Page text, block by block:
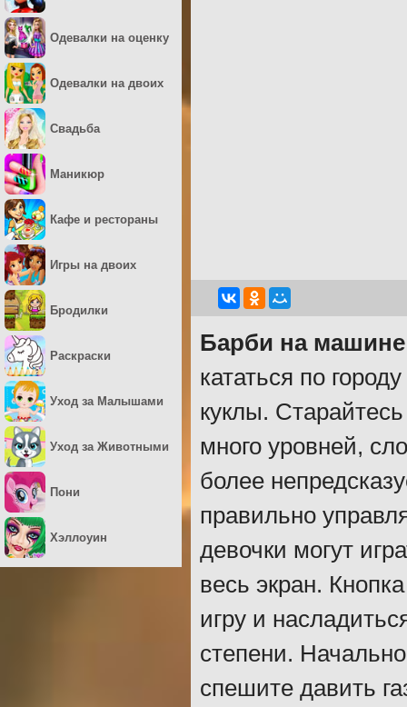
Барби на машине
кататься по
куклы.
много уровней,
более
правильно
девочки могут
весь экран.
игру и
степени.
спешите давить
Одевалки на оценку
Одевалки на двоих
Свадьба
Маникюр
Кафе и рестораны
Игры на двоих
Бродилки
Раскраски
Уход за Малышами
Уход за Животными
Пони
Хэллоуин